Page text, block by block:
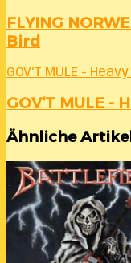
FLYING
Bird
GOV‘T MULE -
GOV‘T MULE -
Ähnliche